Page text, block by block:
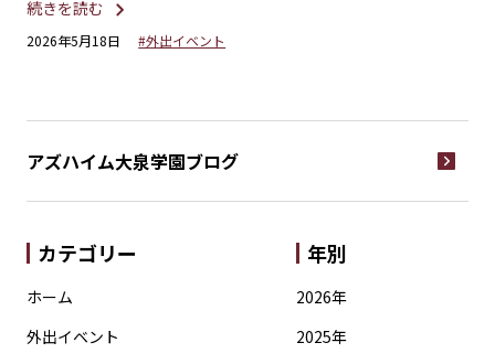
続きを読む
2026年5月18日 #外出イベント
アズハイム大泉学園ブログ
カテゴリー
ホーム
外出イベント
年別
2026年
2025年